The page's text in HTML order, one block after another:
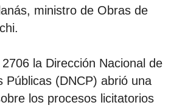
ministro de Obras de
la Dirección Nacional de
Públicas (DNCP) abrió una
los procesos licitatorios